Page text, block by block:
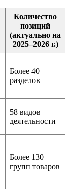
Количество
позиций
(актуально на
2025–2026 г.)
Более 40
разделов
58 видов
деятельности
Более 130
групп товаров